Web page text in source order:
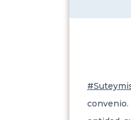
convenio.